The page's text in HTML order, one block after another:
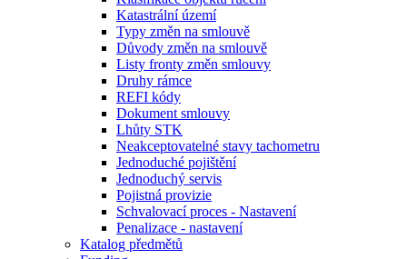
Katastrální území
Typy změn na smlouvě
Důvody změn na smlouvě
Listy fronty změn smlouvy
Druhy rámce
REFI kódy
Dokument smlouvy
Lhůty STK
Neakceptovatelné stavy tachometru
Jednoduché pojištění
Jednoduchý servis
Pojistná provizie
Schvalovací proces - Nastavení
Penalizace - nastavení
Katalog předmětů